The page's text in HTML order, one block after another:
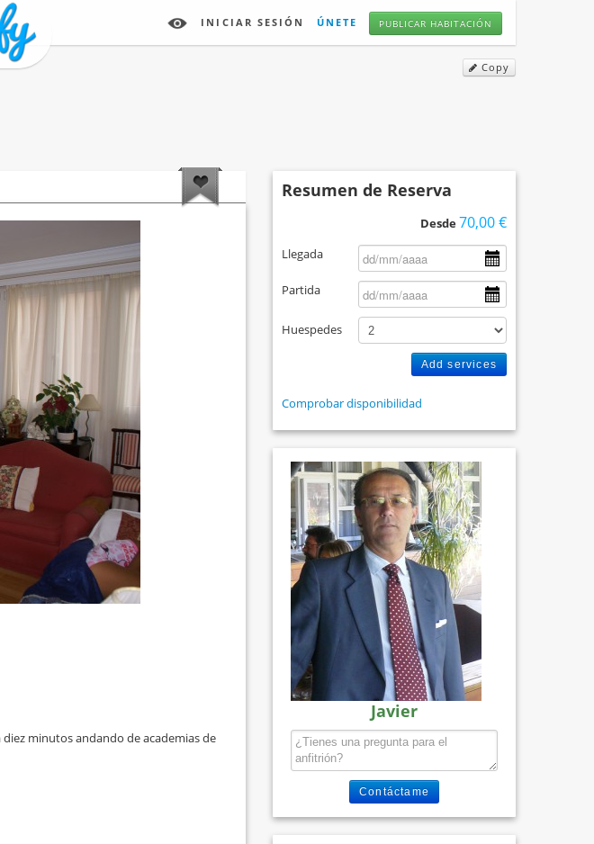
INICIAR SESIÓN ÚNETE PUBLICAR HABITACIÓN
Copy
minutos andando de academias de
Resumen de Reserva
Desde70,00 €
Llegada
Partida
Huespedes
Add services
Comprobar disponibilidad
Javier
Contáctame